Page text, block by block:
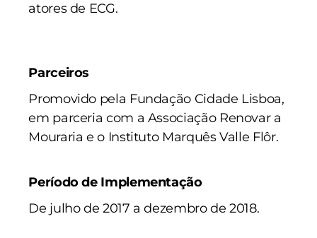
atores de ECG.
Parceiros
Promovido pela Fundação Cidade Lisboa,
em parceria com a Associação Renovar a
Mouraria e o Instituto Marquês Valle Flôr.
Período de Implementação
De julho de 2017 a dezembro de 2018.